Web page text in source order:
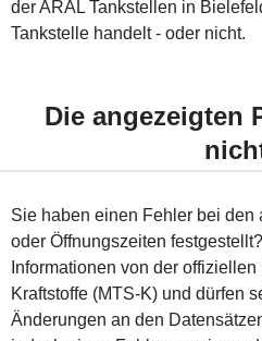
der ARAL Tankstellen in
Tankstelle handelt - oder nicht.
Die angezeigten
Sie haben einen Fehler bei den
oder Öffnungszeiten
Informationen von der
Kraftstoffe (MTS-K) und dürfen
Änderungen an den